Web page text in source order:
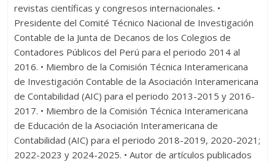
revistas científicas y congresos internacionales. •
Presidente del Comité Técnico Nacional de Investigación
Contable de la Junta de Decanos de los Colegios de
Contadores Públicos del Perú para el periodo 2014 al
2016. • Miembro de la Comisión Técnica Interamericana
de Investigación Contable de la Asociación Interamericana
de Contabilidad (AIC) para el periodo 2013-2015 y 2016-
2017. • Miembro de la Comisión Técnica Interamericana
de Educación de la Asociación Interamericana de
Contabilidad (AIC) para el periodo 2018-2019, 2020-2021;
2022-2023 y 2024-2025. • Autor de artículos publicados